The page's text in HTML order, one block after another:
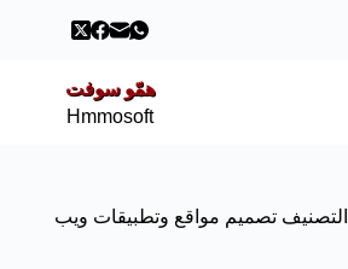
همّو سوفت
Hmmosoft
التصنيف تصميم مواقع وتطبيقات ويب